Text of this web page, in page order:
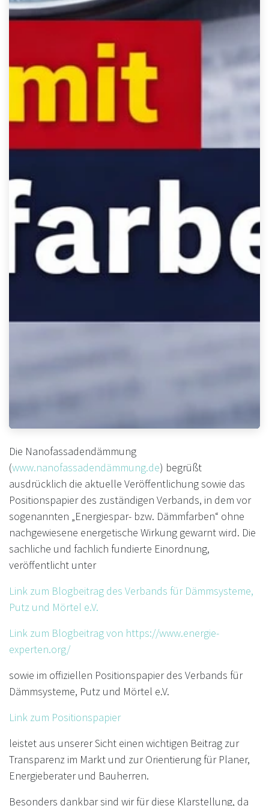
Die Nanofassadendämmung
(www.nanofassadendämmung.de) begrüßt
ausdrücklich die aktuelle Veröffentlichung sowie das
Positionspapier des zuständigen Verbands, in dem vor
sogenannten „Energiespar- bzw. Dämmfarben“ ohne
nachgewiesene energetische Wirkung gewarnt wird. Die
sachliche und fachlich fundierte Einordnung,
veröffentlicht unter
Link zum Blogbeitrag des Verbands für Dämmsysteme,
Putz und Mörtel e.V.
Link zum Blogbeitrag von https://www.energie-
experten.org/
sowie im offiziellen Positionspapier des Verbands für
Dämmsysteme, Putz und Mörtel e.V.
Link zum Positionspapier
leistet aus unserer Sicht einen wichtigen Beitrag zur
Transparenz im Markt und zur Orientierung für Planer,
Energieberater und Bauherren.
Besonders dankbar sind wir für diese Klarstellung, da